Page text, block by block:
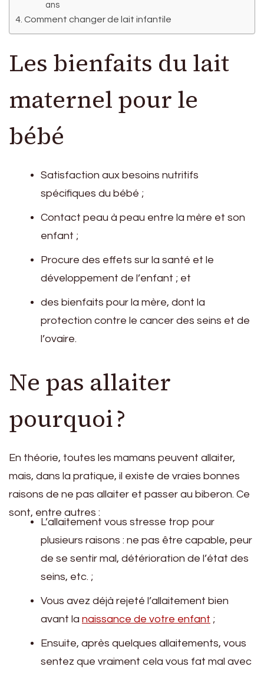
ans
Comment changer de lait infantile
Les bienfaits du lait
maternel pour le
bébé
Satisfaction aux besoins nutritifs
spécifiques du bébé ;
Contact peau à peau entre la mère et son
enfant ;
Procure des effets sur la santé et le
développement de l’enfant ; et
des bienfaits pour la mère, dont la
protection contre le cancer des seins et de
l’ovaire.
Ne pas allaiter
pourquoi ?
En théorie, toutes les mamans peuvent allaiter,
mais, dans la pratique, il existe de vraies bonnes
raisons de ne pas allaiter et passer au biberon. Ce
sont, entre autres :
L’allaitement vous stresse trop pour
plusieurs raisons : ne pas être capable, peur
de se sentir mal, détérioration de l’état des
seins, etc. ;
Vous avez déjà rejeté l’allaitement bien
avant la naissance de votre enfant ;
Ensuite, après quelques allaitements, vous
sentez que vraiment cela vous fat mal avec